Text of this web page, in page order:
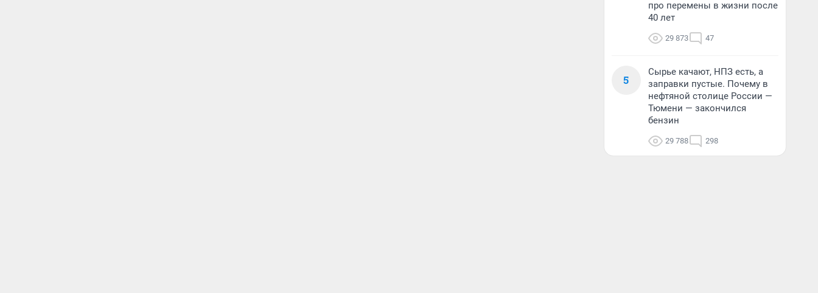
про перемены в жизни после
40 лет
29 873 47
5
Сырье качают, НПЗ есть, а
заправки пустые. Почему в
нефтяной столице России —
Тюмени — закончился
бензин
29 788 298